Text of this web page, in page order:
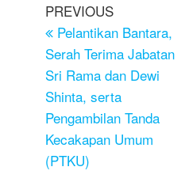
PREVIOUS
Pelantikan Bantara,
Serah Terima Jabatan
Sri Rama dan Dewi
Shinta, serta
Pengambilan Tanda
Kecakapan Umum
(PTKU)